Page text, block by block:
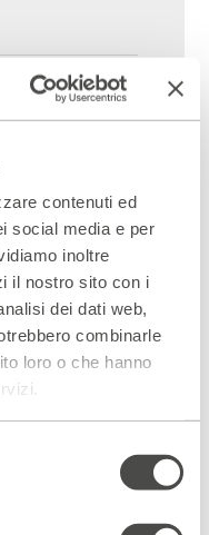
contenuti ed
social media e per
inoltre
il nostro sito con i
dei dati web,
combinarle
loro o che hanno